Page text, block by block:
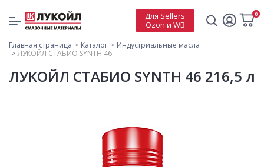
Для Sellers
Ozon и WB
0
Главная страница Каталог
Индустриальные масла
ЛУКОЙЛ СТАБИО SYNTH 46
ЛУКОЙЛ СТАБИО SYNTH 46 216,5 л